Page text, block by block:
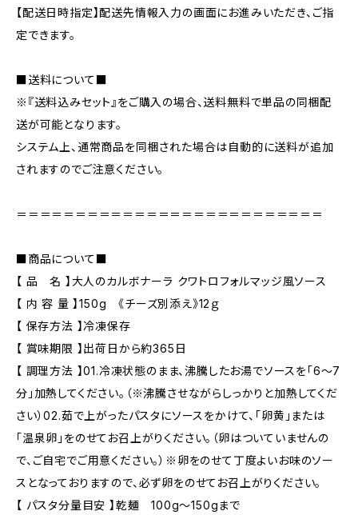
【配送日時指定】配送先情報入力の画面にお進みいただき、ご指
定できます。
■送料について■
※『送料込みセット』をご購入の場合、送料無料で単品の同梱配
送が可能となります。
システム上、通常商品を同梱された場合は自動的に送料が追加
されますのでご注意ください。
＝＝＝＝＝＝＝＝＝＝＝＝＝＝＝＝＝＝＝＝＝＝＝＝＝＝
■商品について■
【 品 名 】大人のカルボナーラ クワトロフォルマッジ風ソース
【 内 容 量 】150g 《チーズ別添え》12ｇ
【 保存方法 】冷凍保存
【 賞味期限 】出荷日から約365日
【 調理方法 】01.冷凍状態のまま、沸騰したお湯でソースを「6～7
分」加熱してください。（※沸騰させながらしっかりと加熱してくだ
さい）02.茹で上がったパスタにソースをかけて、「卵黄」または
「温泉卵」をのせてお召上がりください。（卵はついていませんの
で、ご自宅でご用意ください。）※卵をのせて丁度よいお味のソー
スとなっておりますので、必ず卵をのせてお召上がりください。
【 パスタ分量目安 】乾麺 100g～150gまで